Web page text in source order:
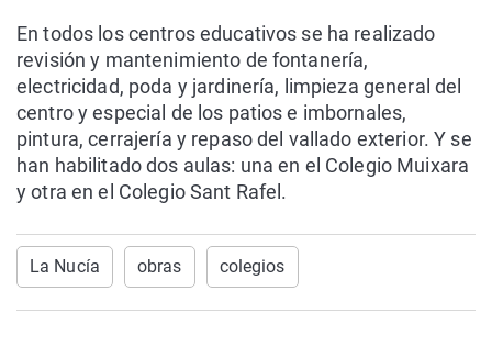
En todos los centros educativos se ha realizado
revisión y mantenimiento de fontanería,
electricidad, poda y jardinería, limpieza general del
centro y especial de los patios e imbornales,
pintura, cerrajería y repaso del vallado exterior. Y se
han habilitado dos aulas: una en el Colegio Muixara
y otra en el Colegio Sant Rafel.
La Nucía obras colegios